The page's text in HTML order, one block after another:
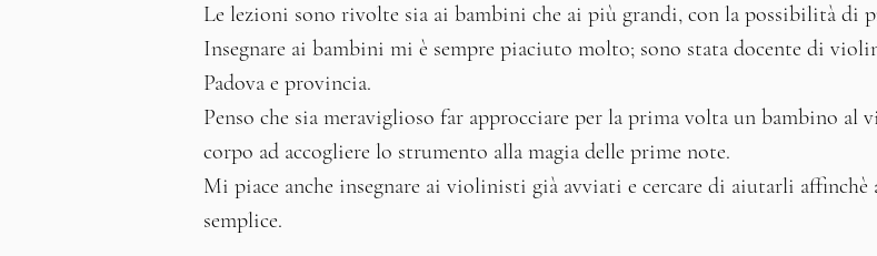
Le lezioni sono rivolte sia ai bambini che ai più grandi, con la possibilità di
Insegnare ai bambini mi è sempre piaciuto molto; sono stata docente di
Padova e provincia.
Penso che sia meraviglioso far approcciare per la prima volta un bambino
corpo ad accogliere lo strumento alla magia delle prime note.
Mi piace anche insegnare ai violinisti già avviati e cercare di aiutarli affinchè
semplice.